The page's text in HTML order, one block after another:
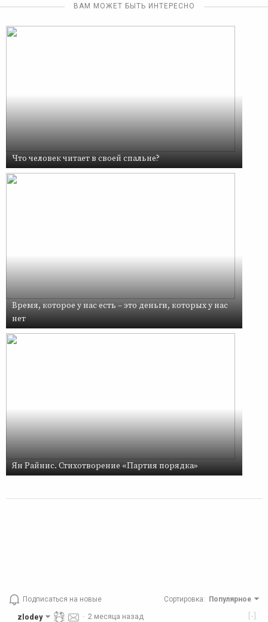
ВАМ МОЖЕТ БЫТЬ ИНТЕРЕСНО
Что человек читает в своей спальне?
Время, которое у нас есть – это деньги, которых у нас
нет
Ян Райнис. Стихотворение «Партия порядка»
Подписаться на новые Сортировка: Популярное
[-]
zlodey ·2 месяца назад